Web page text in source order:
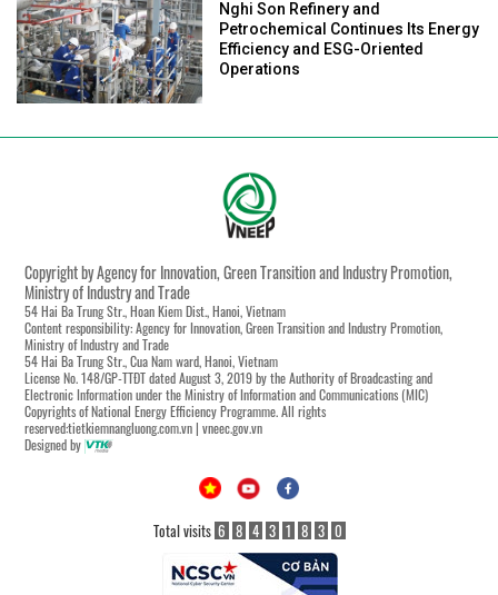
Nghi Son Refinery and
Petrochemical Continues Its Energy
Efficiency and ESG-Oriented
Operations
Copyright by Agency for Innovation, Green Transition and Industry Promotion,
Ministry of Industry and Trade
54 Hai Ba Trung Str., Hoan Kiem Dist., Hanoi, Vietnam
Content responsibility: Agency for Innovation, Green Transition and Industry Promotion,
Ministry of Industry and Trade
54 Hai Ba Trung Str., Cua Nam ward, Hanoi, Vietnam
License No. 148/GP-TTĐT dated August 3, 2019 by the Authority of Broadcasting and
Electronic Information under the Ministry of Information and Communications (MIC)
Copyrights of National Energy Efficiency Programme. All rights
reserved:tietkiemnangluong.com.vn | vneec.gov.vn
Designed by
Total visits 6 8 4 3 1 8 3 0